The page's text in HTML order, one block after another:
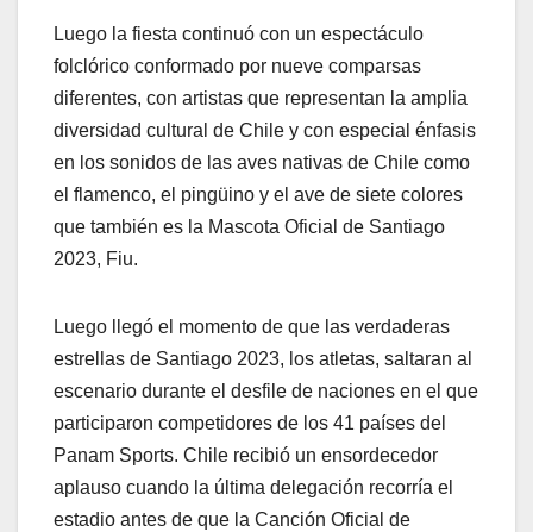
Luego la fiesta continuó con un espectáculo
folclórico conformado por nueve comparsas
diferentes, con artistas que representan la amplia
diversidad cultural de Chile y con especial énfasis
en los sonidos de las aves nativas de Chile como
el flamenco, el pingüino y el ave de siete colores
que también es la Mascota Oficial de Santiago
2023, Fiu.
Luego llegó el momento de que las verdaderas
estrellas de Santiago 2023, los atletas, saltaran al
escenario durante el desfile de naciones en el que
participaron competidores de los 41 países del
Panam Sports. Chile recibió un ensordecedor
aplauso cuando la última delegación recorría el
estadio antes de que la Canción Oficial de